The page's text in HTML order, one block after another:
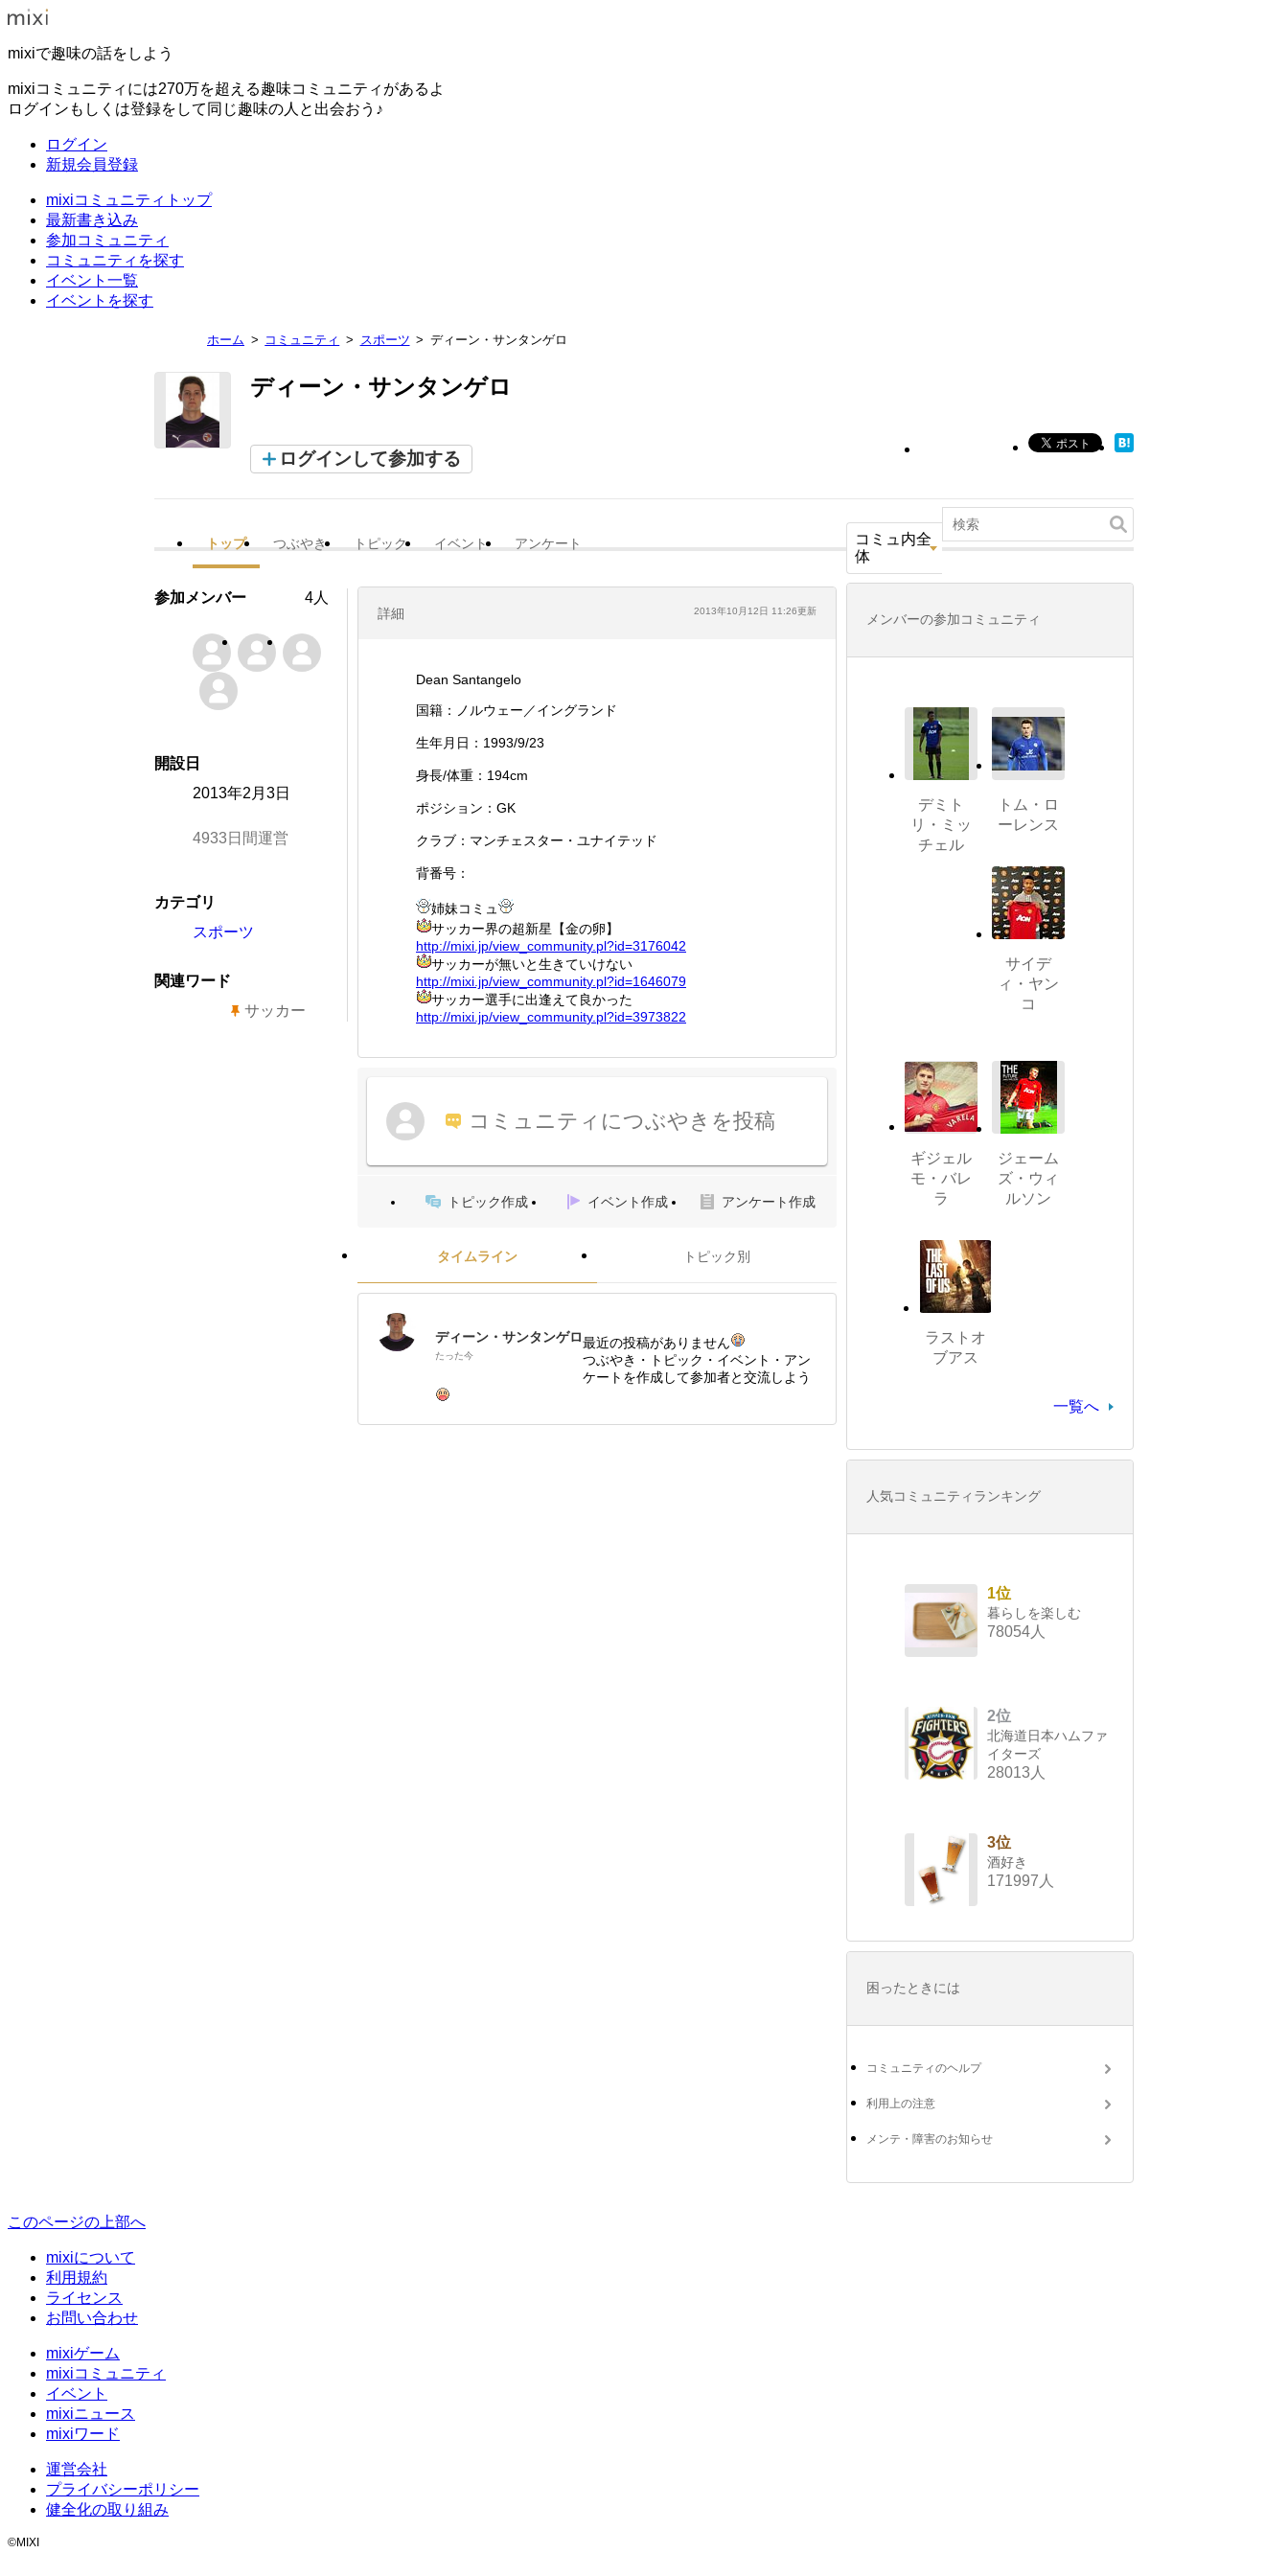
mixiで趣味の話をしよう
mixiコミュニティには270万を超える趣味コミュニティがあるよ
ログインもしくは登録をして同じ趣味の人と出会おう♪
ログイン
新規会員登録
mixiコミュニティトップ
最新書き込み
参加コミュニティ
コミュニティを探す
イベント一覧
イベントを探す
ホーム コミュニティ スポーツ ディーン・サンタンゲロ
ディーン・サンタンゲロ
ログインして参加する
トップ つぶやき トピック イベント アンケート
コミュ内全
体
詳細 2013年10月12日 11:26更新
Dean Santangelo
国籍：ノルウェー／イングランド
生年月日：1993/9/23
身長/体重：194cm
ポジション：GK
クラブ：マンチェスター・ユナイテッド
背番号：
姉妹コミュ
サッカー界の超新星【金の卵】
http://mixi.jp/view_community.pl?id=3176042
サッカーが無いと生きていけない
http://mixi.jp/view_community.pl?id=1646079
サッカー選手に出逢えて良かった
http://mixi.jp/view_community.pl?id=3973822
コミュニティにつぶやきを投稿
トピック作成 イベント作成 アンケート作成
タイムライン トピック別
ディーン・サンタンゲロ
たった今
最近の投稿がありません
つぶやき・トピック・イベント・アン
ケートを作成して参加者と交流しよう
参加メンバー 4人
開設日
2013年2月3日
4933日間運営
カテゴリ
スポーツ
関連ワード
サッカー
メンバーの参加コミュニティ
デミト
リ・ミッ
チェル
トム・ロ
ーレンス
サイデ
ィ・ヤン
コ
ギジェル
モ・バレ
ラ
ジェーム
ズ・ウィ
ルソン
ラストオ
ブアス
一覧へ
人気コミュニティランキング
1位
暮らしを楽しむ
78054人
2位
北海道日本ハムファ
イターズ
28013人
3位
酒好き
171997人
困ったときには
コミュニティのヘルプ
利用上の注意
メンテ・障害のお知らせ
このページの上部へ
mixiについて
利用規約
ライセンス
お問い合わせ
mixiゲーム
mixiコミュニティ
イベント
mixiニュース
mixiワード
運営会社
プライバシーポリシー
健全化の取り組み
©MIXI